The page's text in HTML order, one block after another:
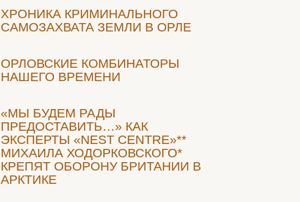
ХРОНИКА КРИМИНАЛЬНОГО
САМОЗАХВАТА ЗЕМЛИ В ОРЛЕ
ОРЛОВСКИЕ КОМБИНАТОРЫ
НАШЕГО ВРЕМЕНИ
«МЫ БУДЕМ РАДЫ
ПРЕДОСТАВИТЬ…» КАК
ЭКСПЕРТЫ «NEST CENTRE»**
МИХАИЛА ХОДОРКОВСКОГО*
КРЕПЯТ ОБОРОНУ БРИТАНИИ В
АРКТИКЕ